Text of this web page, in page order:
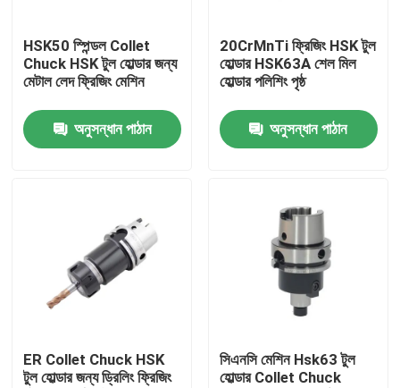
আমাদের সম্পর্কে
কারখানা ভ্রমণ
মান নিয়ন্ত্রণ
উদ্ধৃতির জন্য আবেদন
এসকে টুল হোল্ডার
HSK50 স্পিন্ডল Collet
Chuck HSK টুল হোল্ডার জন্য
মেটাল লেদ ফ্রিজিং মেশিন
অনুসন্ধান পাঠান
20CrMnTi ফ্রিজিং HSK টুল
হোল্ডার HSK63A শেল মিল
হোল্ডার পলিশিং পৃষ্ঠ
অনুসন্ধান পাঠান
ER Collet Chuck HSK
টুল হোল্ডার জন্য ড্রিলিং ফ্রিজিং
সিএনসি মেশিন Hsk63 টুল
হোল্ডার Collet Chuck